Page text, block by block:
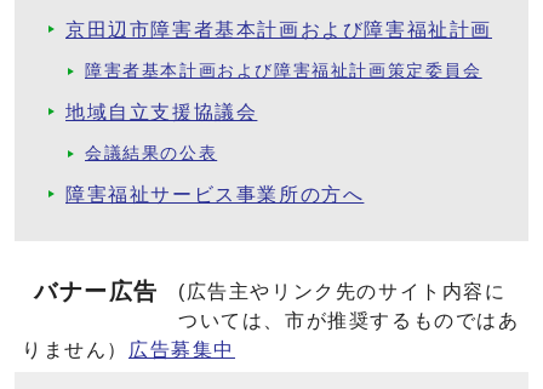
京田辺市障害者基本計画および障害福祉計画
障害者基本計画および障害福祉計画策定委員会
地域自立支援協議会
会議結果の公表
障害福祉サービス事業所の方へ
バナー広告
(広告主やリンク先のサイト内容に
ついては、市が推奨するものではあ
りません）
広告募集中